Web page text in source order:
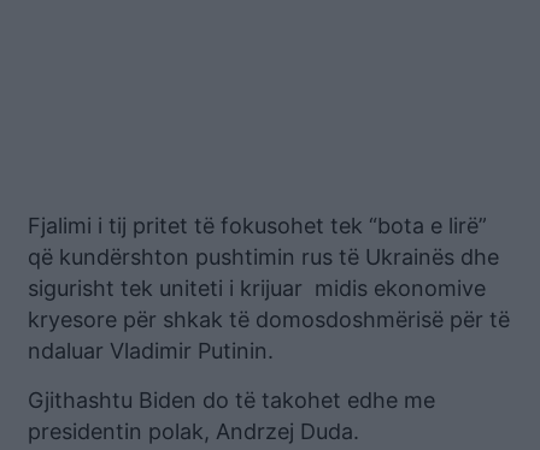
Fjalimi i tij pritet të fokusohet tek “bota e lirë”
që kundërshton pushtimin rus të Ukrainës dhe
sigurisht tek uniteti i krijuar midis ekonomive
kryesore për shkak të domosdoshmërisë për të
ndaluar Vladimir Putinin.
Gjithashtu Biden do të takohet edhe me
presidentin polak, Andrzej Duda.